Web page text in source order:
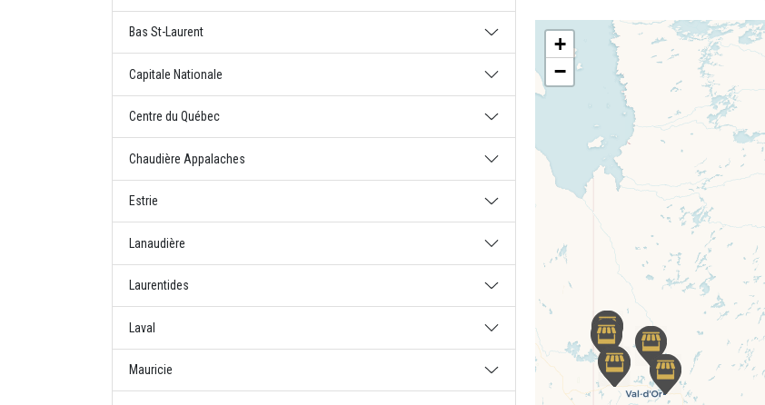
Bas St-Laurent
Capitale Nationale
Centre du Québec
Chaudière Appalaches
Estrie
Lanaudière
Laurentides
Laval
Mauricie
+
−